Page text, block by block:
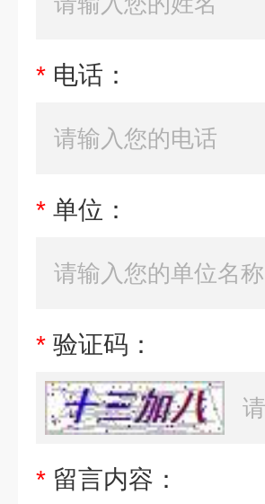
* 电话：
* 单位：
* 验证码：
* 留言内容：